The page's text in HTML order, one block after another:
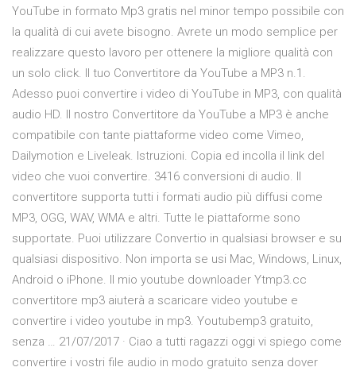
YouTube in formato Mp3 gratis nel minor tempo possibile con
la qualità di cui avete bisogno. Avrete un modo semplice per
realizzare questo lavoro per ottenere la migliore qualità con
un solo click. Il tuo Convertitore da YouTube a MP3 n.1.
Adesso puoi convertire i video di YouTube in MP3, con qualità
audio HD. Il nostro Convertitore da YouTube a MP3 è anche
compatibile con tante piattaforme video come Vimeo,
Dailymotion e Liveleak. Istruzioni. Copia ed incolla il link del
video che vuoi convertire. 3416 conversioni di audio. Il
convertitore supporta tutti i formati audio più diffusi come
MP3, OGG, WAV, WMA e altri. Tutte le piattaforme sono
supportate. Puoi utilizzare Convertio in qualsiasi browser e su
qualsiasi dispositivo. Non importa se usi Mac, Windows, Linux,
Android o iPhone. Il mio youtube downloader Ytmp3.cc
convertitore mp3 aiuterà a scaricare video youtube e
convertire i video youtube in mp3. Youtubemp3 gratuito,
senza … 21/07/2017 · Ciao a tutti ragazzi oggi vi spiego come
convertire i vostri file audio in modo gratuito senza dover